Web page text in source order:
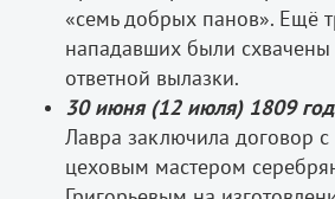
«семь добрых панов». Ещё
нападавших были
ответной вылазки.
30 июня (12 июля) 1809
Лавра заключила договор
цеховым мастером